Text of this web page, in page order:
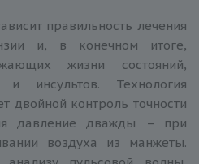
правильность лечения
и, в конечном итоге,
жизни состояний,
инсультов. Технология
двойной контроль точности
давление дважды – при
воздуха из манжеты.